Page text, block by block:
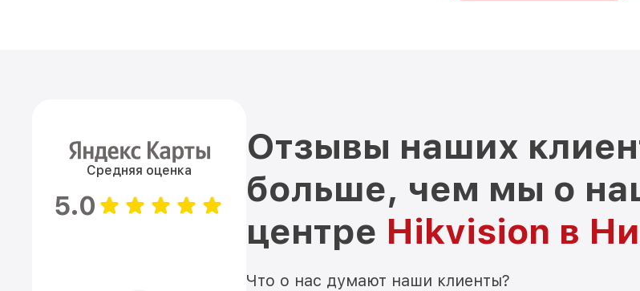
Средняя оценка
5.0
Отзывы наших
больше, чем мы о
центре Hikvision в
Что о нас думают наши клиенты?